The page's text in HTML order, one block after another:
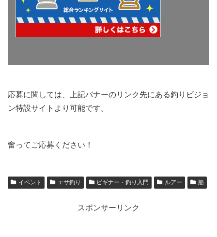
応募に関しては、上記バナーのリンク先にある釣りビジョ
ン特設サイトより可能です。
奮ってご応募ください！
イベント エサ釣り ビギナー・釣り入門 ルアー 船
スポンサーリンク